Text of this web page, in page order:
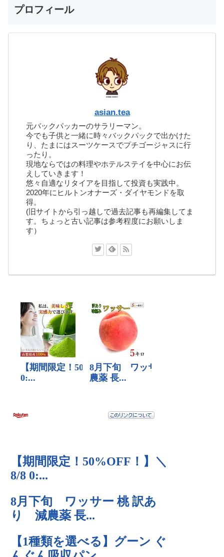
プロフィール
asian.tea
元バックパッカーのサラリーマン。
今でも子供と一緒に時々バックパックで出かけた
り、たまにはスーツケースでプチゴージャスに行
ったり。
現地ならではの料理やホテルステイを中心にお伝
えしていきます！
悠々自適なリタイアを目指して投資も実践中。
2020年にヒルトンオナーズ・ダイヤモンドを取
得。
(旧サイトから引っ越しで過去記事も再編集してま
す。ちょっと古い記事は参考程度にお願いしま
す）